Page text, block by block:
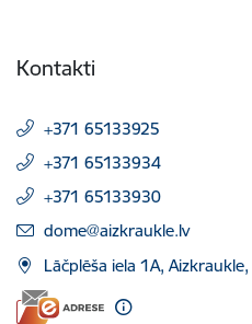
Kontakti
+371 65133925
+371 65133934
+371 65133930
E-pasts:
dome@aizkraukle.lv
Lāčplēša iela 1A,